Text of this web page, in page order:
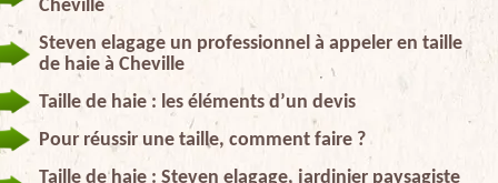
Cheville
Steven elagage un professionnel à appeler en taille
de haie à Cheville
Taille de haie : les éléments d’un devis
Pour réussir une taille, comment faire ?
Taille de haie : Steven elagage, jardinier paysagiste